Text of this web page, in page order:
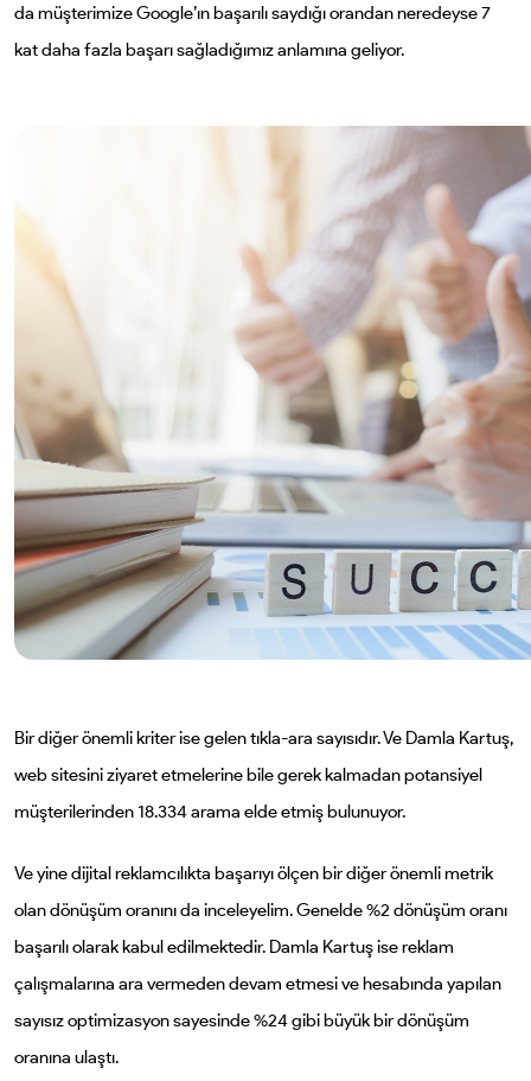
da müşterimize Google’ın başarılı saydığı orandan neredeyse 7
kat daha fazla başarı sağladığımız anlamına geliyor.
Bir diğer önemli kriter ise gelen tıkla-ara sayısıdır. Ve Damla Kartuş,
web sitesini ziyaret etmelerine bile gerek kalmadan potansiyel
müşterilerinden 18.334 arama elde etmiş bulunuyor.
Ve yine dijital reklamcılıkta başarıyı ölçen bir diğer önemli metrik
olan dönüşüm oranını da inceleyelim. Genelde %2 dönüşüm oranı
başarılı olarak kabul edilmektedir. Damla Kartuş ise reklam
çalışmalarına ara vermeden devam etmesi ve hesabında yapılan
sayısız optimizasyon sayesinde %24 gibi büyük bir dönüşüm
oranına ulaştı.